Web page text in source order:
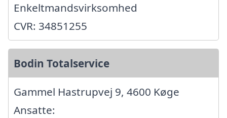
Enkeltmandsvirksomhed
CVR: 34851255
Bodin Totalservice
Gammel Hastrupvej 9, 4600 Køge
Ansatte: